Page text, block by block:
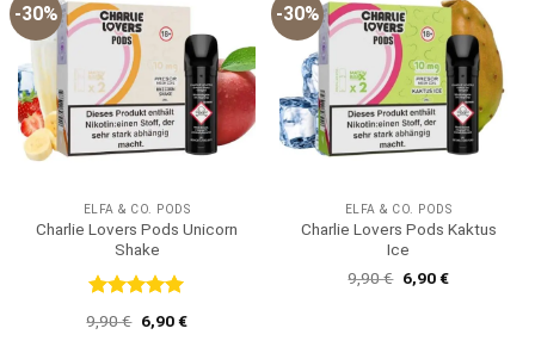
-30%
ELFA & CO. PODS
Charlie Lovers Pods Unicorn
Shake
Bewertet
mit 5 von
9,90€ Ursprünglicher
Preis
6,90€Aktueller
-30%
ELFA & CO. PODS
Charlie Lovers Pods Kaktus
Ice
9,90€ Ursprünglicher
Preis
6,90€Aktueller